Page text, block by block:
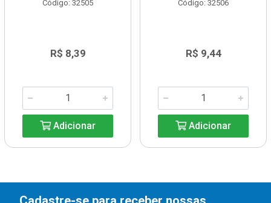
Código: 32505
R$ 8,39
Adicionar
Código: 32506
R$ 9,44
Adicionar